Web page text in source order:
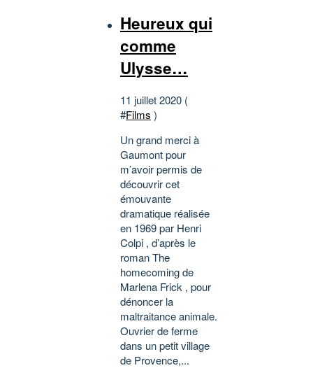
Heureux qui
comme
Ulysse…
11 juillet 2020 (
#Films )
Un grand merci à
Gaumont pour
m’avoir permis de
découvrir cet
émouvante
dramatique réalisée
en 1969 par Henri
Colpi , d’après le
roman The
homecoming de
Marlena Frick , pour
dénoncer la
maltraitance animale.
Ouvrier de ferme
dans un petit village
de Provence,...